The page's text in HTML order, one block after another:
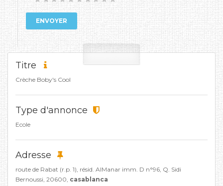
ENVOYER
Titre
Crèche Boby's Cool
Type d'annonce
Ecole
Adresse
route de Rabat (r.p. 1), résid. AlManar imm. D n°96, Q. Sidi
Bernoussi, 20600, casablanca